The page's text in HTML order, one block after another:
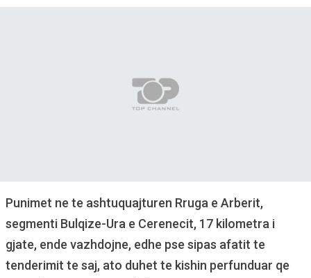
Punimet ne te ashtuquajturen Rruga e Arberit,
segmenti Bulqize-Ura e Cerenecit, 17 kilometra i
gjate, ende vazhdojne, edhe pse sipas afatit te
tenderimit te saj, ato duhet te kishin perfunduar qe